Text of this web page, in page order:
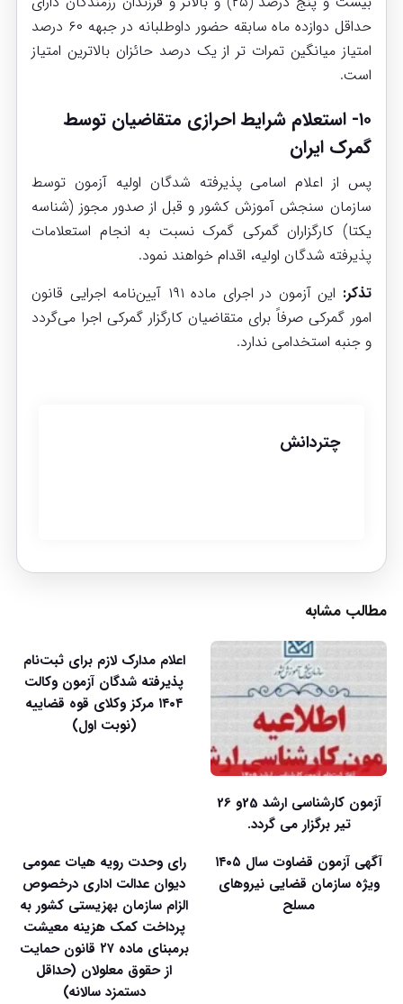
حداقل دوازده ماه سابقه حضور داوطلبانه در جبهه ۶۰ درصد
امتیاز میانگین تمرات تر از یک درصد حائزان بالاترین امتیاز
است.
۱۰- استعلام شرایط احرازی متقاضیان توسط
گمرک ایران
پس از اعلام اسامی پذیرفته شدگان اولیه آزمون توسط
سازمان سنجش آموزش کشور و قبل از صدور مجوز (شناسه
یکتا) کارگزاران گمرکی گمرک نسبت به انجام استعلامات
پذیرفته شدگان اولیه، اقدام خواهند نمود.
تذکر: این آزمون در اجرای ماده ۱۹۱
آیین‌نامه اجرایی قانون
امور گمرکیصرفاً برای متقاضیان کارگزار گمرکی اجرا می‌گردد
و جنبه استخدامی ندارد.
چتردانش
مطالب مشابه
آزمون کارشناسی ارشد 25و 26
تیر برگزار می گردد.
اعلام مدارک لازم برای ثبت‌نام
پذیرفته شدگان آزمون وکالت
۱۴۰۴ مرکز وکلای قوه قضاییه
(نوبت اول)
آگهی آزمون قضاوت سال ۱۴۰۵
ویژه سازمان قضایی نیروهای
مسلح
رای وحدت رویه هیات عمومی
دیوان عدالت اداری درخصوص
الزام سازمان بهزیستی کشور به
پرداخت کمک هزینه معیشت
برمبنای ماده ۲۷ قانون حمایت
از حقوق معلولان (حداقل
دستمزد سالانه)